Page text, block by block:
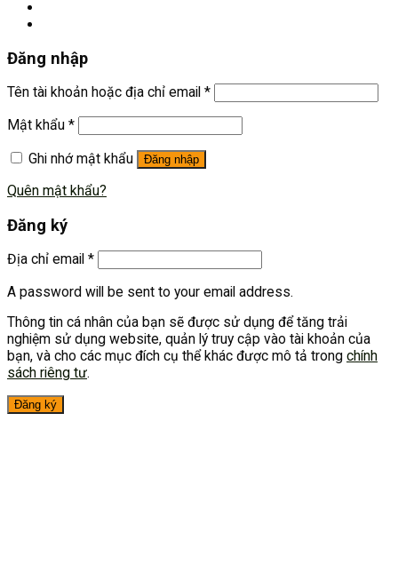
Đăng nhập
Tên tài khoản hoặc địa chỉ email *
Mật khẩu *
Ghi nhớ mật khẩu
Đăng nhập
Quên mật khẩu?
Đăng ký
Địa chỉ email *
A password will be sent to your email address.
Thông tin cá nhân của bạn sẽ được sử dụng để tăng trải
nghiệm sử dụng website, quản lý truy cập vào tài khoản của
bạn, và cho các mục đích cụ thể khác được mô tả trong chính
sách riêng tư.
Đăng ký